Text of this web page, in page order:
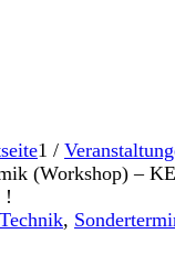
1 /
(Workshop) –
!
,